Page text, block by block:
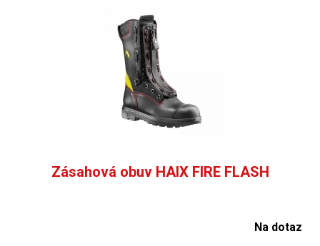
Zásahová obuv HAIX FIRE FLASH
Na dotaz